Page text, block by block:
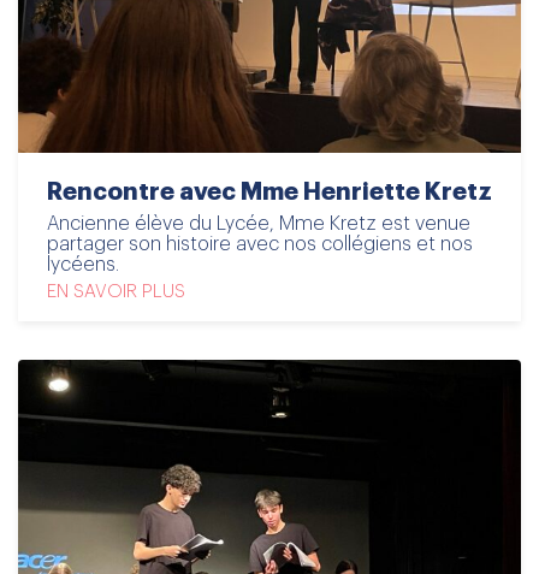
Rencontre avec Mme Henriette Kretz
Ancienne élève du Lycée, Mme Kretz est venue
partager son histoire avec nos collégiens et nos
lycéens.
EN SAVOIR PLUS